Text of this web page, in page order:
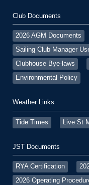
Club Documents
2026 AGM Documents
Sailing Club Manager
Clubhouse Bye-laws
Environmental Policy
Weather Links
Tide Times Live St
JST Documents
RYA Certification
2026 Operating